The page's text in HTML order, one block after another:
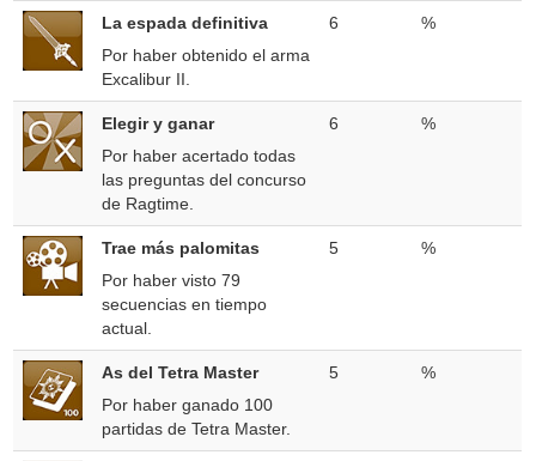
La espada definitiva
Por haber obtenido el arma
Excalibur II.
6 %
Elegir y ganar
Por haber acertado todas
las preguntas del concurso
de Ragtime.
6 %
Trae más palomitas
Por haber visto 79
secuencias en tiempo
actual.
5 %
As del Tetra Master
Por haber ganado 100
partidas de Tetra Master.
5 %